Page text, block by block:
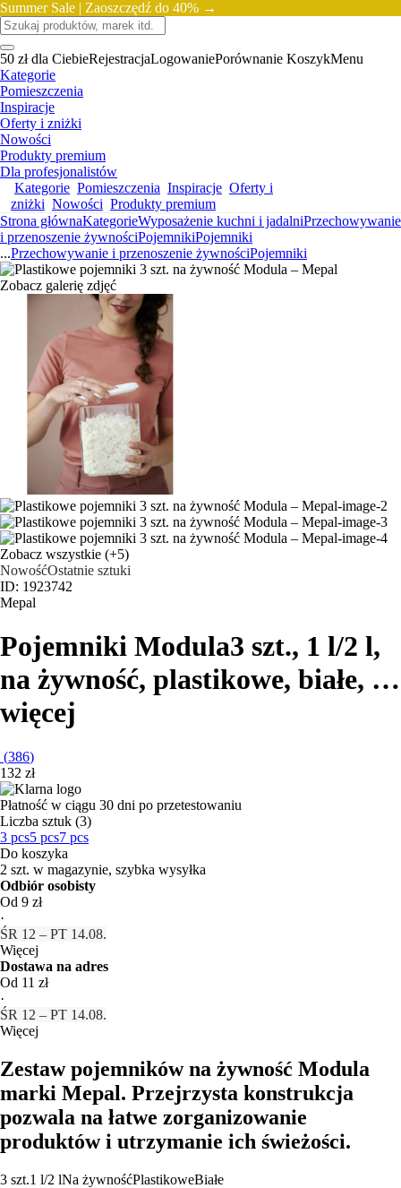
Summer Sale | Zaoszczędź do 40% →
50 zł dla CiebieRejestracjaLogowaniePorównanie KoszykMenu
Kategorie
Pomieszczenia
Inspiracje
Oferty i zniżki
Nowości
Produkty premium
Dla profesjonalistów
Kategorie Pomieszczenia Inspiracje Oferty i
zniżki Nowości Produkty premium
Strona głównaKategorieWyposażenie kuchni i jadalniPrzechowywanie
i przenoszenie żywnościPojemnikiPojemniki
...Przechowywanie i przenoszenie żywnościPojemniki
Zobacz galerię zdjęć
Zobacz wszystkie (+5)
NowośćOstatnie sztuki
ID: 1923742
Mepal
Pojemniki Modula3 szt., 1 l/2 l,
na żywność, plastikowe, białe, …
więcej
(386)
132 zł
Płatność w ciągu 30 dni po przetestowaniu
Liczba sztuk (3)
3 pcs5 pcs7 pcs
Do koszyka
2 szt. w magazynie, szybka wysyłka
Odbiór osobisty
Od 9 zł
·
ŚR 12 – PT 14.08.
Więcej
Dostawa na adres
Od 11 zł
·
ŚR 12 – PT 14.08.
Więcej
Zestaw pojemników na żywność Modula
marki Mepal. Przejrzysta konstrukcja
pozwala na łatwe zorganizowanie
produktów i utrzymanie ich świeżości.
3 szt.1 l/2 lNa żywnośćPlastikoweBiałe